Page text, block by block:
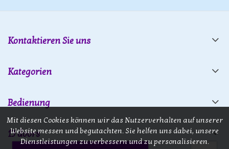
Kontaktieren Sie uns
Kategorien
Bedienung
13 doors
Mit diesen Cookies können wir das Nutzerverhalten auf unserer
Website messen und begutachten. Sie helfen uns dabei, unsere
Dienstleistungen zu verbessern und zu personalisieren.